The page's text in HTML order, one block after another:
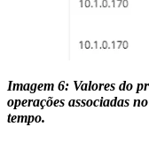
Imagem 6: Valores do
operações associadas
tempo.